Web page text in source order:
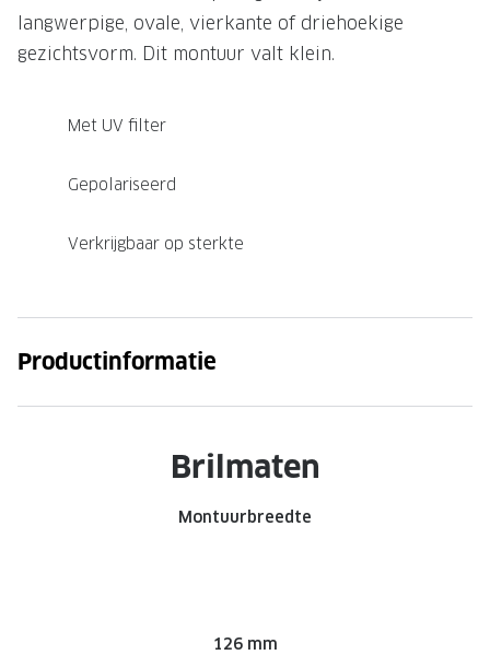
langwerpige, ovale, vierkante of driehoekige
gezichtsvorm. Dit montuur valt klein.
Met UV filter
Gepolariseerd
Verkrijgbaar op sterkte
Productinformatie
Brilmaten
Montuurbreedte
126 mm